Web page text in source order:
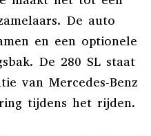
De auto
en een optionele
De 280 SL staat
van Mercedes-Benz
tijdens het rijden.